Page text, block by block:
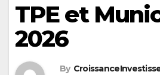
TPE et
2026
By